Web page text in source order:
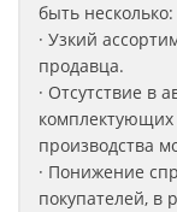
быть несколько:
· Узкий
продавца.
· Отсутствие в
производства
· Понижение
покупателей, в